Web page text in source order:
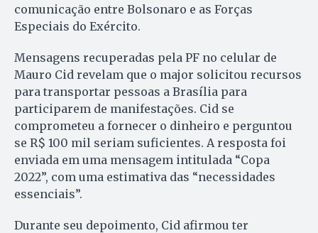
comunicação entre Bolsonaro e as Forças
Especiais do Exército.
Mensagens recuperadas pela PF no celular de
Mauro Cid revelam que o major solicitou recursos
para transportar pessoas a Brasília para
participarem de manifestações. Cid se
comprometeu a fornecer o dinheiro e perguntou
se R$ 100 mil seriam suficientes. A resposta foi
enviada em uma mensagem intitulada “Copa
2022”, com uma estimativa das “necessidades
essenciais”.
Durante seu depoimento, Cid afirmou ter